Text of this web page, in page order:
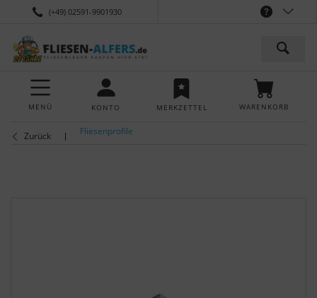
(+49) 02591-9901930
MENÜ KONTO MERKZETTEL WARENKORB
Zurück Fliesenprofile